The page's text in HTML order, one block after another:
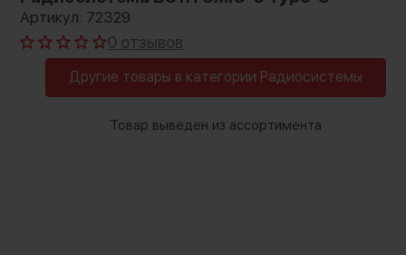
Артикул: 72329
0 отзывов
Другие товары в категории Радиосистемы
Товар выведен из ассортимента